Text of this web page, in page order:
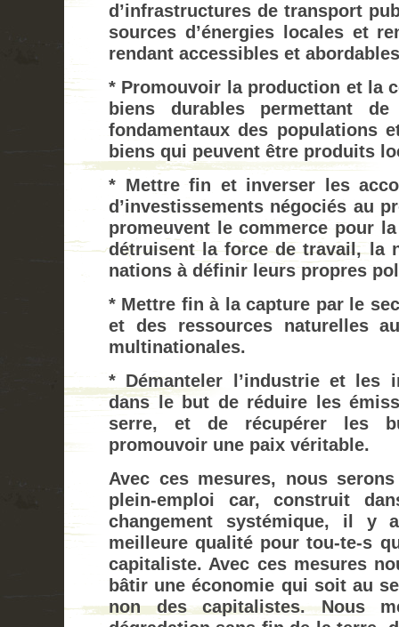
d’infrastructures de transport
sources d’énergies locales et
rendant accessibles et
* Promouvoir la production et la
biens durables permettant
fondamentaux des populations
biens qui peuvent être produits
* Mettre fin et inverser les
d’investissements négociés au
promeuvent le commerce pour
détruisent la force de travail, la
nations à définir leurs propres
* Mettre fin à la capture par le
et des ressources naturelles
multinationales.
* Démanteler l’industrie et les
dans le but de réduire les
serre, et de récupérer les
promouvoir une paix véritable.
Avec ces mesures, nous
plein-emploi car, construit
changement systémique, il y
meilleure qualité pour tou-te-s
capitaliste. Avec ces mesures
bâtir une économie qui soit au
non des capitalistes. Nous